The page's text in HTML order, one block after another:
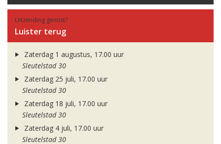
Uitzending gemist?
Luister terug
Zaterdag 1 augustus, 17.00 uur
Sleutelstad 30
Zaterdag 25 juli, 17.00 uur
Sleutelstad 30
Zaterdag 18 juli, 17.00 uur
Sleutelstad 30
Zaterdag 4 juli, 17.00 uur
Sleutelstad 30